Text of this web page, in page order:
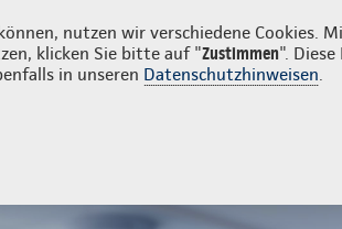
nutzen wir verschiedene Cookies.
klicken Sie bitte auf "Zustimmen".
in unseren Datenschutzhinweisen.
Firmenkunden